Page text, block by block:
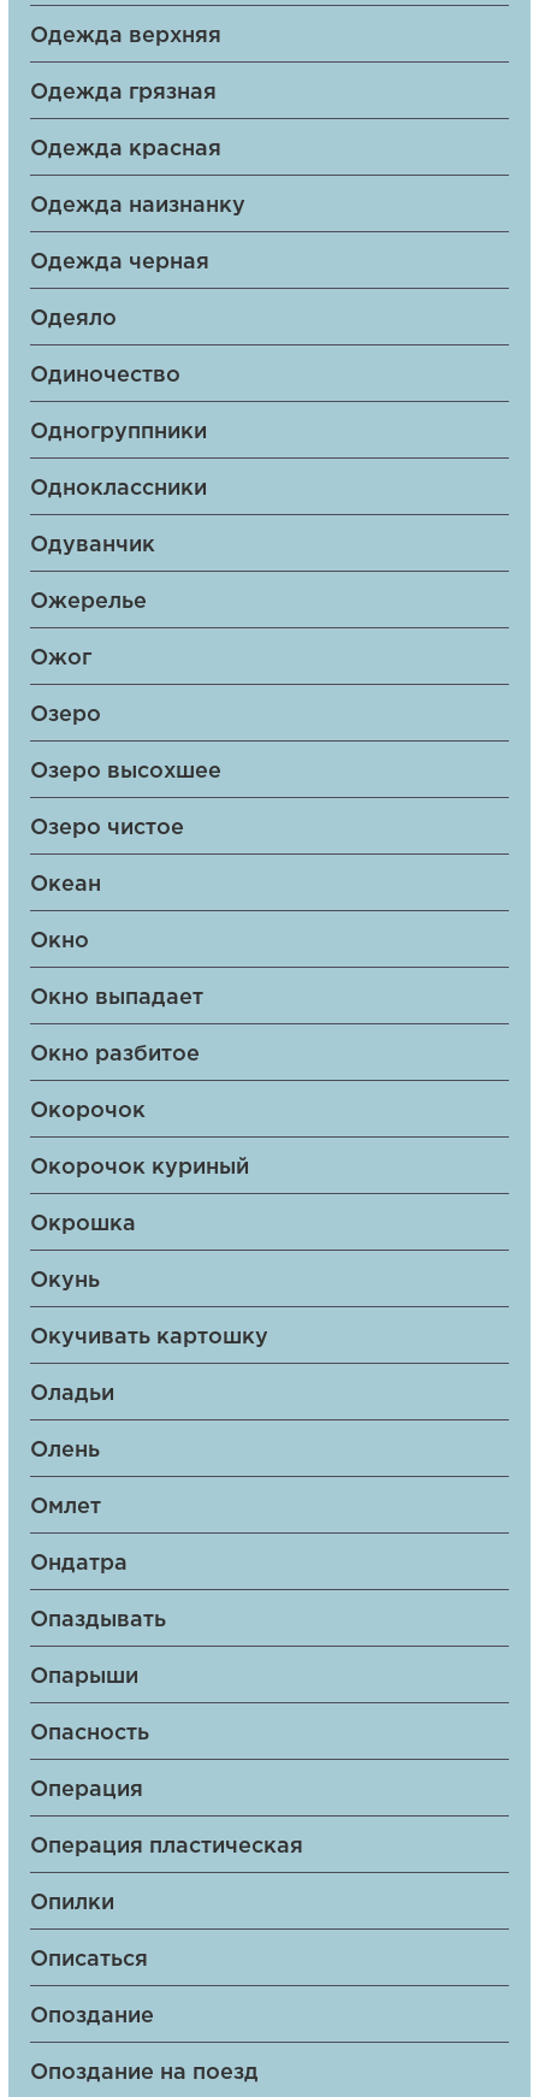
Одежда верхняя
Одежда грязная
Одежда красная
Одежда наизнанку
Одежда черная
Одеяло
Одиночество
Одногруппники
Одноклассники
Одуванчик
Ожерелье
Ожог
Озеро
Озеро высохшее
Озеро чистое
Океан
Окно
Окно выпадает
Окно разбитое
Окорочок
Окорочок куриный
Окрошка
Окунь
Окучивать картошку
Оладьи
Олень
Омлет
Ондатра
Опаздывать
Опарыши
Опасность
Операция
Операция пластическая
Опилки
Описаться
Опоздание
Опоздание на поезд